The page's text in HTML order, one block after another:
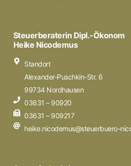
Steuerberaterin Dipl.-Ökonom
Heike Nicodemus
Standort
Alexander-Puschkin-Str. 6
99734 Nordhausen
03631 – 90920
03631 – 909217
heike.nicodemus@steuerbuero-